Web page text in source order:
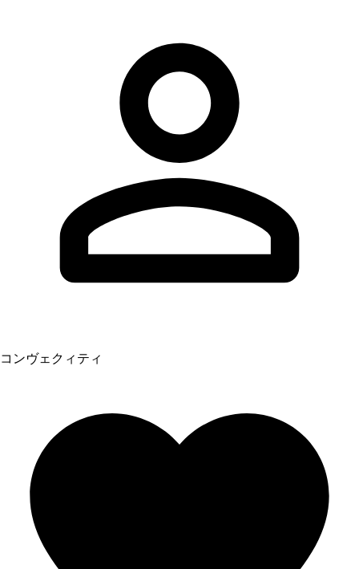
コンヴェクィティ